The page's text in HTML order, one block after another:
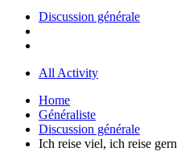
Discussion générale
All Activity
Home
Généraliste
Discussion générale
Ich reise viel, ich reise gern